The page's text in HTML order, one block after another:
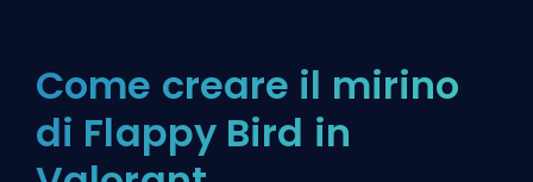
Come creare il mirino
di Flappy Bird in